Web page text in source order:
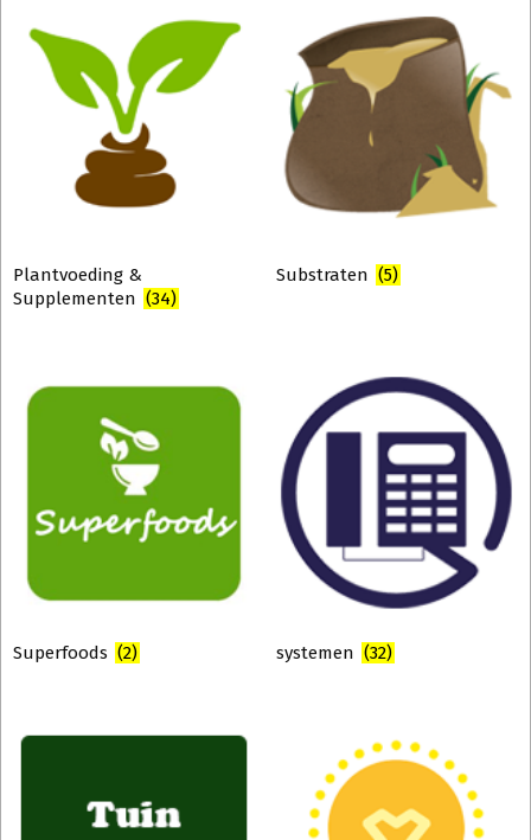
Plantvoeding &
Supplementen (34)
Substraten (5)
Superfoods (2) systemen (32)